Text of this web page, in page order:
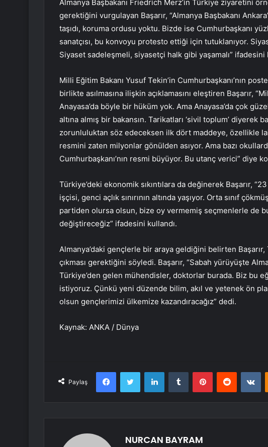
Almanya Başbakanı Friedrich Merz’in Türkiye ziyaretini
gerektiğini vurgulayan Başarır, “Almanya Başbakanı
taşıdı, koruma ordusu yoktu. Bizde ise Cumhurbaşkanı
sanatçısı, bu konvoyu protesto ettiği için tutuklanıyor.
Siyaset sadeleşmeli, siyasetçi halk gibi yaşamalı” ifadesini
Milli Eğitim Bakanı Yusuf Tekin’in Cumhurbaşkanı’nın
birlikte asılmasına ilişkin açıklamasını eleştiren Başarır,
Anayasa’da böyle bir hüküm yok. Ama Anayasa’da çok
altına almış bir bakansın. Tarikatları ‘sivil toplum’ diyerek
zorunluluktan söz edeceksen ilk dört maddeye, özellikle
resmini zaten milyonlar gönülden asıyor. Ama bazı
Cumhurbaşkanı’nın resmi büyüyor. Bu utanç verici” diye
Türkiye’deki ekonomik sıkıntılara da değinerek Başarır,
işçisi, genci açlık sınırının altında yaşıyor. Orta sınıf
partiden olursa olsun, bize oy vermemiş seçmenlerle de
değiştireceğiz” ifadesini kullandı.
Almanya’daki gençlerle bir araya geldiğini belirten
çıkması gerektiğini söyledi. Başarır, “Sabah yürüyüşte
Türkiye’den gelen mühendisler, doktorlar burada. Biz bu
istiyoruz. Çünkü yeni düzende bilim, akıl ve yetenek ön
olsun gençlerimizi ülkemize kazandıracağız” dedi.
Kaynak: ANKA / Dünya
Paylaş
FacebookTwitter LinkedInTumblr PinterestReddit
NURCAN BAYRAM